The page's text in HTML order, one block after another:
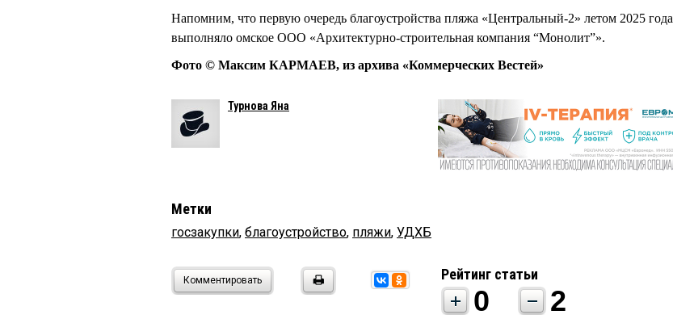
Напомним, что первую очередь благоустройства пляжа «Центральный-2» летом 2025 года
выполняло омское ООО «Архитектурно-строительная компания “Монолит”».
Фото © Максим КАРМАЕВ, из архива «Коммерческих Вестей»
Турнова Яна
Метки
госзакупки, благоустройство, пляжи, УДХБ
Комментировать Рейтинг статьи
0 2